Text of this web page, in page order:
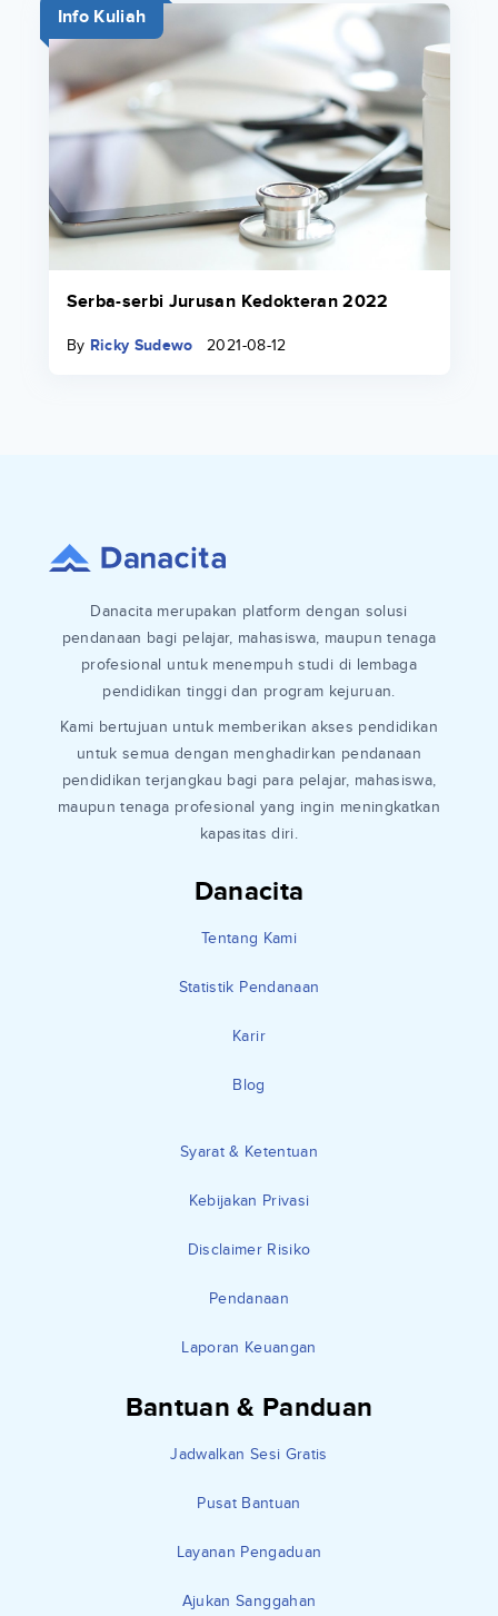
Info Kuliah
Serba-serbi Jurusan Kedokteran 2022
By Ricky Sudewo 2021-08-12
Danacita
Tentang Kami
Statistik Pendanaan
Karir
Blog
Syarat & Ketentuan
Kebijakan Privasi
Disclaimer Risiko
Pendanaan
Laporan Keuangan
Bantuan & Panduan
Jadwalkan Sesi Gratis
Pusat Bantuan
Layanan Pengaduan
Ajukan Sanggahan
Danacita merupakan platform dengan solusi
pendanaan bagi pelajar, mahasiswa, maupun tenaga
profesional untuk menempuh studi di lembaga
pendidikan tinggi dan program kejuruan.
Kami bertujuan untuk memberikan akses pendidikan
untuk semua dengan menghadirkan pendanaan
pendidikan terjangkau bagi para pelajar, mahasiswa,
maupun tenaga profesional yang ingin meningkatkan
kapasitas diri.